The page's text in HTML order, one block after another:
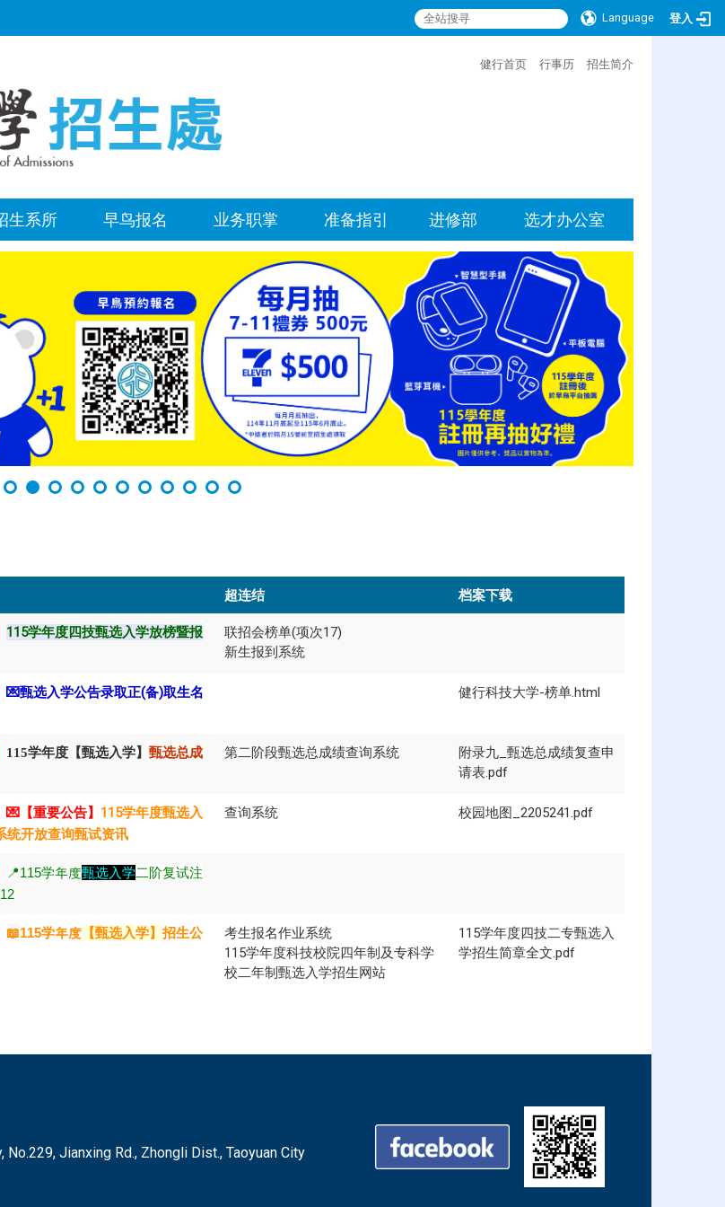
Language 登入
健行首页 行事历 招生简介
生系所 早鸟报名 业务职掌 准备指引 进修部 选才办公室
超连结 档案下载
115学年度四技甄选入学放榜暨报
联招会榜单(项次17)
新生报到系统
💌甄选入学公告录取正(备)取生名
健行科技大学-榜单.html
115学年度【甄选入学】甄选总成
第二阶段甄选总成绩查询系统
附录九_甄选总成绩复查申
请表.pdf
💌【重要公告】 115学年度甄选入
统开放查询甄试资讯
查询系统 校园地图_2205241.pdf
📍115学年度甄选入学二阶复试注
📖115学年度 【甄选入学】招生公
考生报名作业系统
115学年度科技校院四年制及专科学
校二年制甄选入学招生网站
115学年度四技二专甄选入
学招生简章全文.pdf
Jianxing Rd., Zhongli Dist., Taoyuan City